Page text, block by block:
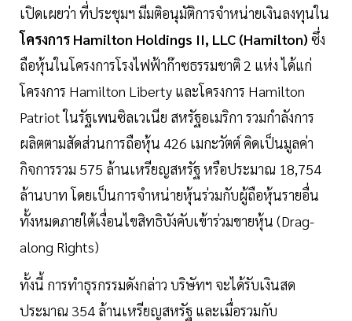
เปิดเผยว่า ที่ประชุมฯ มีมติอนุมัติการจำหน่ายเงินลงทุนใน
โครงการ Hamilton Holdings II, LLC (Hamilton) ซึ่ง
ถือหุ้นในโครงการโรงไฟฟ้าก๊าซธรรมชาติ 2 แห่ง ได้แก่
โครงการ Hamilton Liberty และโครงการ Hamilton
Patriot ในรัฐเพนซิลเวเนีย สหรัฐอเมริกา รวมกำลังการ
ผลิตตามสัดส่วนการถือหุ้น 426 เมกะวัตต์ คิดเป็นมูลค่า
กิจการรวม 575 ล้านเหรียญสหรัฐ หรือประมาณ 18,754
ล้านบาท โดยเป็นการจำหน่ายหุ้นร่วมกับผู้ถือหุ้นรายอื่น
ทั้งหมดภายใต้เงื่อนไขสิทธิบังคับเข้าร่วมขายหุ้น (Drag-
along Rights)
ทั้งนี้ การทำธุรกรรมดังกล่าว บริษัทฯ จะได้รับเงินสด
ประมาณ 354 ล้านเหรียญสหรัฐ และเมื่อรวมกับ